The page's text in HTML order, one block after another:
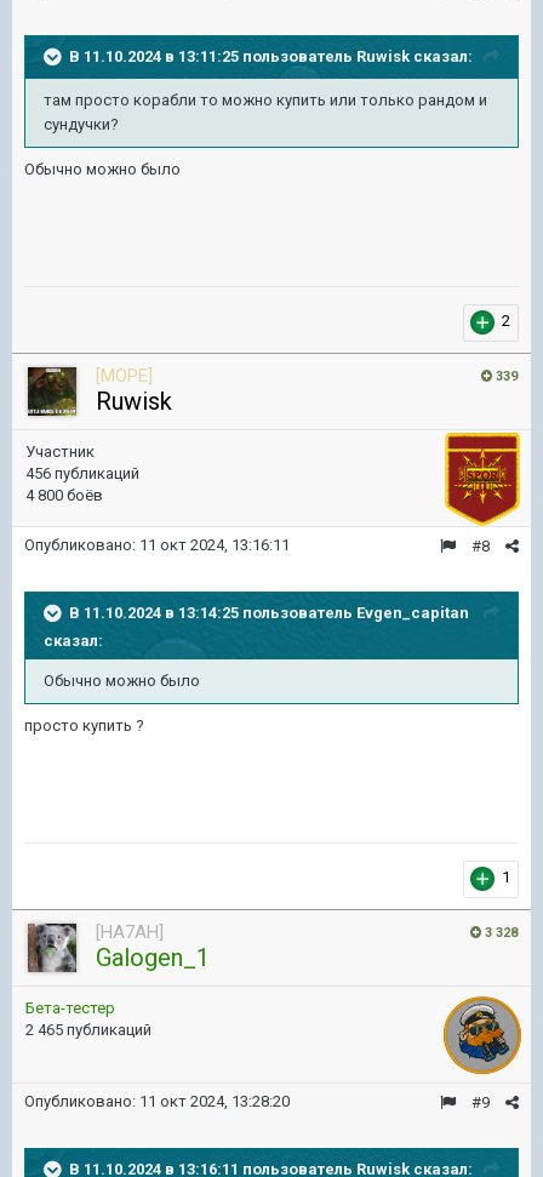
В 11.10.2024 в 13:11:25 пользователь Ruwisk сказал:
там просто корабли то можно купить или только рандом и
сундучки?
Обычно можно было
2
339
[MOPE]
Ruwisk
Участник
456 публикаций
4 800 боёв
#8
Опубликовано: 11 окт 2024, 13:16:11
В 11.10.2024 в 13:14:25 пользователь Evgen_capitan
сказал:
Обычно можно было
просто купить ?
1
3 328
[HA7AH]
Galogen_1
Бета-тестер
2 465 публикаций
#9
Опубликовано: 11 окт 2024, 13:28:20
В 11.10.2024 в 13:16:11 пользователь Ruwisk сказал: